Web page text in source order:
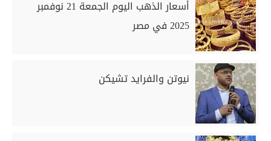
أسعار الذهب اليوم الجمعة 21 نوفمبر
2025 في مصر
نيوتن والفرايد تشيكن